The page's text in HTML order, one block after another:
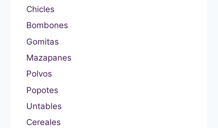
Chicles
Bombones
Gomitas
Mazapanes
Polvos
Popotes
Untables
Cereales